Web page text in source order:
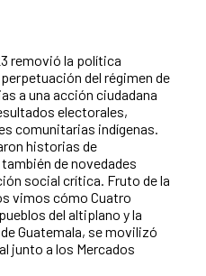
removió la política
del régimen de
a una acción ciudadana
electorales,
comunitarias indígenas.
historias de
de novedades
social crítica. Fruto de la
vimos cómo Cuatro
del altiplano y la
Guatemala, se movilizó
junto a los Mercados